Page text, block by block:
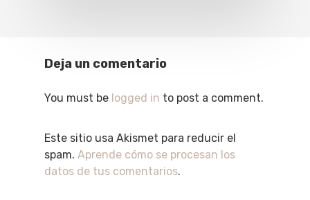
Deja un comentario
You must be logged in to post a comment.
Este sitio usa Akismet para reducir el
spam. Aprende cómo se procesan los
datos de tus comentarios.